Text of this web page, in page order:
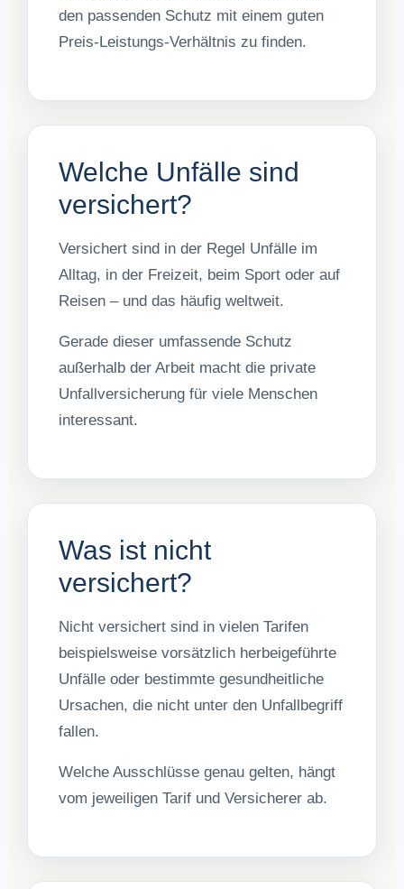
den passenden Schutz mit einem guten
Preis-Leistungs-Verhältnis zu finden.
Welche Unfälle sind
versichert?
Versichert sind in der Regel Unfälle im
Alltag, in der Freizeit, beim Sport oder auf
Reisen – und das häufig weltweit.
Gerade dieser umfassende Schutz
außerhalb der Arbeit macht die private
Unfallversicherung für viele Menschen
interessant.
Was ist nicht
versichert?
Nicht versichert sind in vielen Tarifen
beispielsweise vorsätzlich herbeigeführte
Unfälle oder bestimmte gesundheitliche
Ursachen, die nicht unter den Unfallbegriff
fallen.
Welche Ausschlüsse genau gelten, hängt
vom jeweiligen Tarif und Versicherer ab.